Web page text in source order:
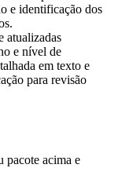
e identificação dos
atualizadas
e nível de
em texto e
para revisão
pacote acima e